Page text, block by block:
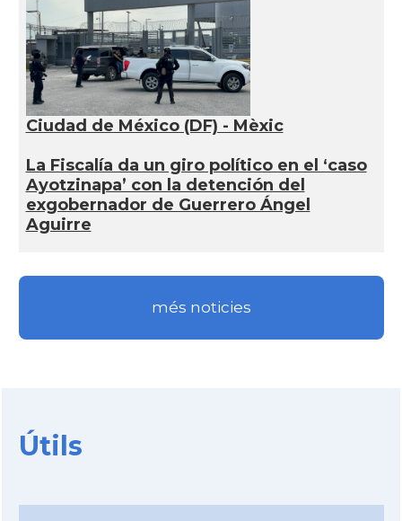
Ciudad de México (DF) - Mèxic
La Fiscalía da un giro político en el ‘caso
Ayotzinapa’ con la detención del
exgobernador de Guerrero Ángel
Aguirre
més noticies
Útils